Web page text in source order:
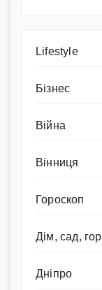
Lifestyle
Бізнес
Війна
Вінниця
Гороскоп
Дім, сад,
Дніпро